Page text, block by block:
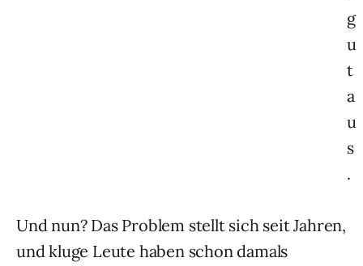
g
u
t
a
u
s
.
Und nun? Das Problem stellt sich seit Jahren,
und kluge Leute haben schon damals